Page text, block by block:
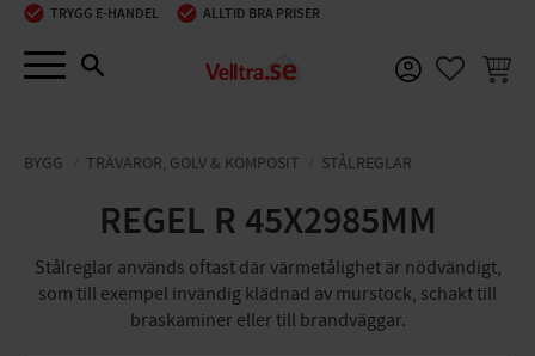
Meny
TRYGG E-HANDEL ALLTID BRA PRISER
BYGG TRÄVAROR, GOLV & KOMPOSIT STÅLREGLAR
REGEL R 45X2985MM
Stålreglar används oftast där värmetålighet är nödvändigt,
som till exempel invändig klädnad av murstock, schakt till
braskaminer eller till brandväggar.